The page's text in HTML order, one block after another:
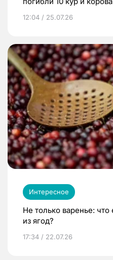
12:04 / 25.07.26
Интересное
Не только варенье:
из ягод?
17:34 / 22.07.26